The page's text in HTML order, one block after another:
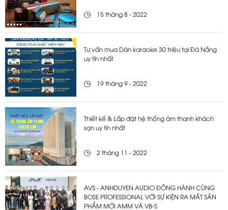
15 tháng 8 - 2022
Tư vấn mua Dàn karaoke 30 triệu tại Đà Nẵng
uy tín nhất
19 tháng 9 - 2022
Thiết kế & Lắp đặt hệ thống âm thanh khách
sạn uy tín nhất
2 tháng 11 - 2022
AVS - ANHDUYEN AUDIO ĐỒNG HÀNH CÙNG
BOSE PROFESSIONAL VỚI SỰ KIỆN RA MẮT SẢN
PHẨM MỚI AMM VÀ VB-S